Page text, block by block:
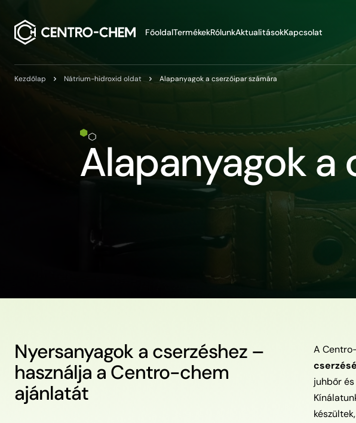
FőoldalTermékekRólunkAktualitásokKapcsolat
Kezdőlap Nátrium-hidroxid oldat Alapanyagok a cserzőipar számára
Alapanyagok a
Nyersanyagok a cserzéshez –
használja a Centro-chem
ajánlatát
A
juhbőr